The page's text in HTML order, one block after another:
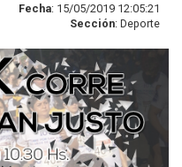
Fecha: 15/05/2019 12:05:21
Sección: Deporte